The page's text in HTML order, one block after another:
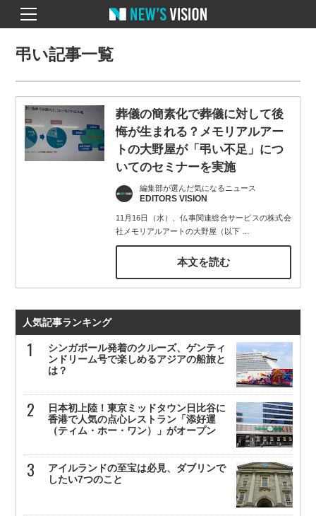
弔い記事一覧
葬儀の簡素化で葬儀に対して後
悔が生まれる？メモリアルアー
トの大野屋が「弔い不足」につ
いてのセミナーを実施
編集部が選んだ気になるニュース
EDITORS VISION
11月16日（水）、仏事関連総合サービスの株式会
社メモリアルアートの大野屋（以下…
本文を読む
人気記事ランキング
シンガポール発着のクルーズ、ゲンティ
ンドリーム号で楽しめるアジアの船旅と
は？
日本初上陸！東京ミッドタウン日比谷に
香港で人気の点心レストラン「添好運
（ティム・ホー・ワン）」がオープン
アイルランドの至宝は必見、ダブリンで
したい7つのこと